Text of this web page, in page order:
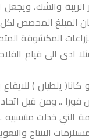
والشك،
اضرار ٣٧٥٠ بيتا زراعيا
يلطيان )
التي خذلت
الانتاج